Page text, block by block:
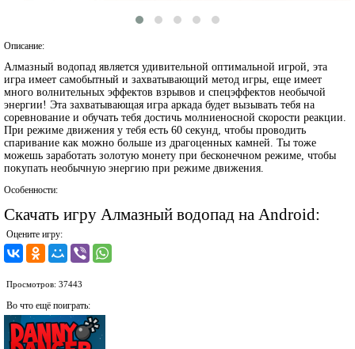
Описание:
Алмазный водопад является удивительной оптимальной игрой, эта
игра имеет самобытный и захватывающий метод игры, еще имеет
много волнительных эффектов взрывов и спецэффектов необычой
энергии! Эта захватывающая игра аркада будет вызывать тебя на
соревнование и обучать тебя достичь молниеносной скорости реакции.
При режиме движения у тебя есть 60 секунд, чтобы проводить
спаривание как можно больше из драгоценных камней. Ты тоже
можешь заработать золотую монету при бесконечном режиме, чтобы
покупать необычную энергию при режиме движения.
Особенности:
Скачать игру Алмазный водопад на Android:
Оцените игру:
Просмотров: 37443
Во что ещё поиграть: